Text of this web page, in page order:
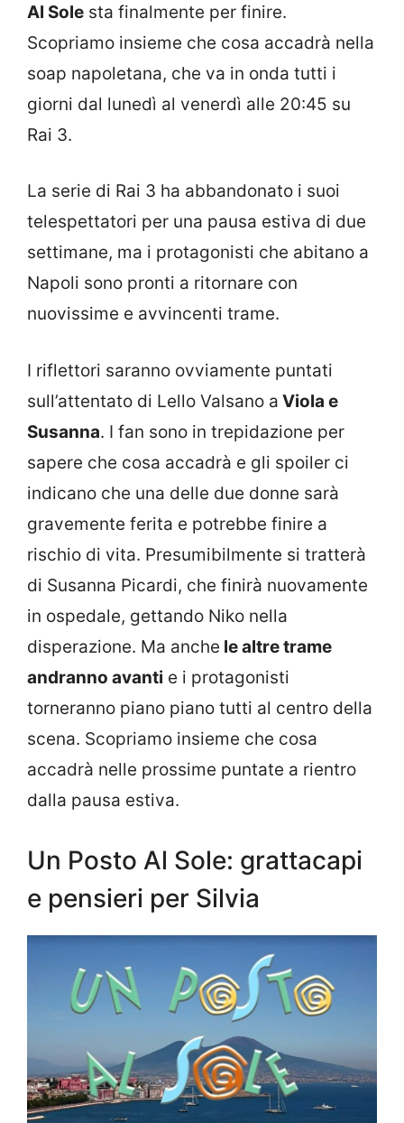
Al Sole sta finalmente per finire.
Scopriamo insieme che cosa accadrà nella
soap napoletana, che va in onda tutti i
giorni dal lunedì al venerdì alle 20:45 su
Rai 3.
La serie di Rai 3 ha abbandonato i suoi
telespettatori per una pausa estiva di due
settimane, ma i protagonisti che abitano a
Napoli sono pronti a ritornare con
nuovissime e avvincenti trame.
I riflettori saranno ovviamente puntati
sull’attentato di Lello Valsano a Viola e
Susanna. I fan sono in trepidazione per
sapere che cosa accadrà e gli spoiler ci
indicano che una delle due donne sarà
gravemente ferita e potrebbe finire a
rischio di vita. Presumibilmente si tratterà
di Susanna Picardi, che finirà nuovamente
in ospedale, gettando Niko nella
disperazione. Ma anche le altre trame
andranno avanti e i protagonisti
torneranno piano piano tutti al centro della
scena. Scopriamo insieme che cosa
accadrà nelle prossime puntate a rientro
dalla pausa estiva.
Un Posto Al Sole: grattacapi
e pensieri per Silvia